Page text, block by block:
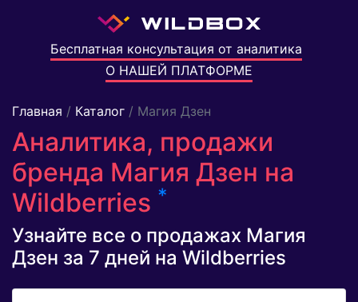
Бесплатная консультация от аналитика
О НАШЕЙ ПЛАТФОРМЕ
Главная / Каталог / Магия Дзен
Аналитика, продажи
бренда Магия Дзен на
Wildberries *
Узнайте все о продажах Магия
Дзен за 7 дней на Wildberries